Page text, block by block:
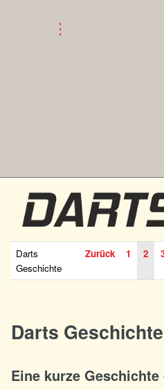
Darts
Geschichte
Zurück 1 2
Darts Geschichte
Eine kurze